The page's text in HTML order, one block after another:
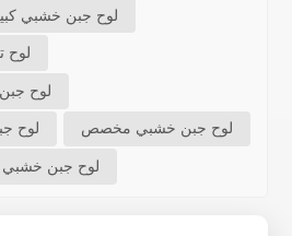
لوح جبن خشبي
لوح
لوح
لوح
لوح جبن خشبي مخصص
لوح جبن